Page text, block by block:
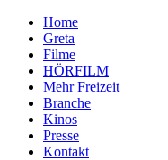
Home
Greta
Filme
HÖRFILM
Mehr Freizeit
Branche
Kinos
Presse
Kontakt